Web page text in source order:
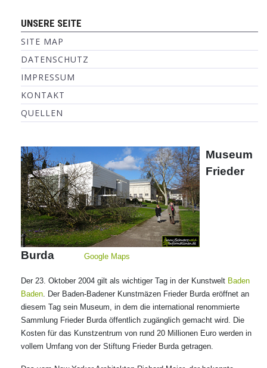
UNSERE SEITE
SITE MAP
DATENSCHUTZ
IMPRESSUM
KONTAKT
QUELLEN
Museum
Frieder
Burda Google Maps
Der 23. Oktober 2004 gilt als wichtiger Tag in der Kunstwelt Baden
Baden. Der Baden-Badener Kunstmäzen Frieder Burda eröffnet an
diesem Tag sein Museum, in dem die international renommierte
Sammlung Frieder Burda öffentlich zugänglich gemacht wird. Die
Kosten für das Kunstzentrum von rund 20 Millionen Euro werden in
vollem Umfang von der Stiftung Frieder Burda getragen.